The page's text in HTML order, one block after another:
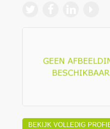
BEKIJK VOLLEDIG